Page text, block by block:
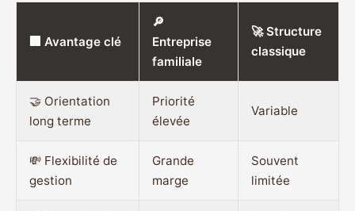
🏢 Avantage clé
🔎
Entreprise
familiale
🚀 Structure
classique
🤝 Orientation
long terme
Priorité
élevée
Variable
💸 Flexibilité de
gestion
Grande
marge
Souvent
limitée